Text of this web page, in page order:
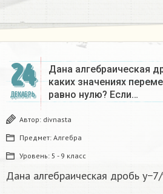
24
ДЕКАБРЬ
Дана алгебраическая
каких значениях
равно нулю? Если…
Автор: divnasta
Предмет: Алгебра
Уровень: 5 - 9 класс
Дана алгебраическая дробь